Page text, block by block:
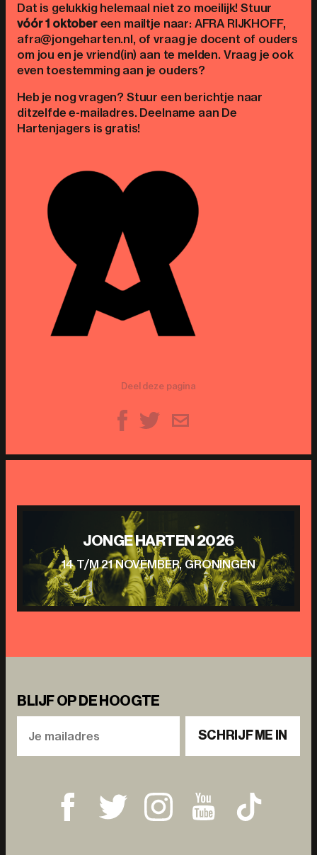
Dat is gelukkig helemaal niet zo moeilijk! Stuur
vóór 1 oktobereen mailtje naar: AFRA RIJKHOFF,
afra@jongeharten.nl, of vraag je docent of ouders
om jou en je vriend(in) aan te melden. Vraag je ook
even toestemming aan je ouders?
Heb je nog vragen? Stuur een berichtje naar
ditzelfde e-mailadres. Deelname aan De
Hartenjagers is gratis!
Deel deze pagina
JONGE HARTEN 2026
14 T/M 21 NOVEMBER, GRONINGEN
BLIJF OP DE HOOGTE
SCHRIJF ME IN